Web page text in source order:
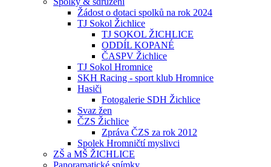
Žádost o dotaci spolků na rok 2024
TJ Sokol Žichlice
TJ SOKOL ŽICHLICE
ODDÍL KOPANÉ
ČASPV Žichlice
TJ Sokol Hromnice
SKH Racing - sport klub Hromnice
Hasiči
Fotogalerie SDH Žichlice
Svaz žen
ČZS Žichlice
Zpráva ČZS za rok 2012
Spolek Hromničtí myslivci
ZŠ a MŠ ŽICHLICE
Panoramatické snímky